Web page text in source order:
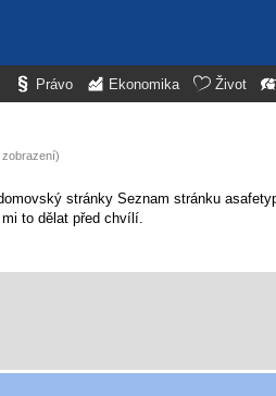
Právo Ekonomika Život
zobrazení)
stránky Seznam stránku
to dělat před chvílí.